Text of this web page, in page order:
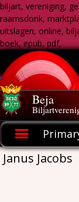
biljart, vereniging,
raamsdonk,
uitslagen, online,
boek, epub, pdf,
to
content
Beja
Janus Jacobs